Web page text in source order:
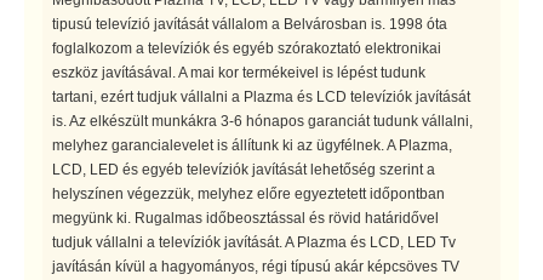
tipusú televízió javítását vállalom a Belvárosban is. 1998 óta
foglalkozom a televíziók és egyéb szórakoztató elektronikai
eszköz javításával. A mai kor termékeivel is lépést tudunk
tartani, ezért tudjuk vállalni a Plazma és LCD televíziók javítását
is. Az elkészült munkákra 3-6 hónapos garanciát tudunk vállalni,
melyhez garancialevelet is állítunk ki az ügyfélnek. A Plazma,
LCD, LED és egyéb televíziók javítását lehetőség szerint a
helyszínen végezzük, melyhez előre egyeztetett időpontban
megyünk ki. Rugalmas időbeosztással és rövid határidővel
tudjuk vállalni a televíziók javítását. A Plazma és LCD, LED Tv
javításán kívül a hagyományos, régi típusú akár képcsöves TV